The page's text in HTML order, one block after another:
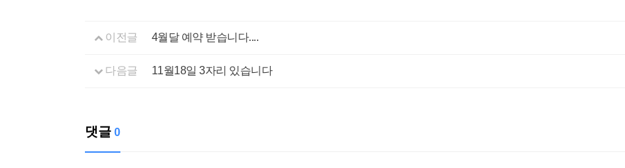
이전글 4월달 예약 받습니다....
다음글 11월18일 3자리 있습니다
댓글 0